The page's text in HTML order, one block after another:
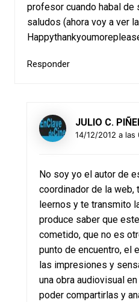
profesor cuando habal de
saludos (ahora voy a ver la
Responder
JULIO C.
14/12/2012 a las
No soy yo el autor de
coordinador de la web,
leernos y te transmito
produce saber que
cometido, que no es
punto de encuentro, el
las impresiones y
una obra audiovisual
poder compartirlas y